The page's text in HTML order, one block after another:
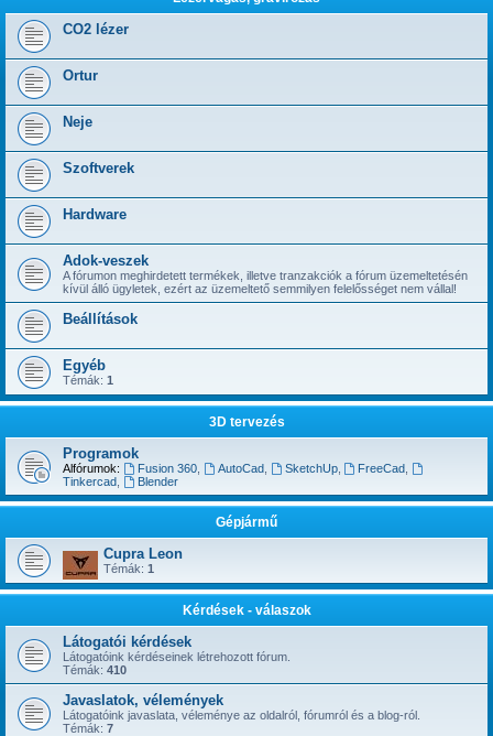
CO2 lézer
Ortur
Neje
Szoftverek
Hardware
Adok-veszek
A fórumon meghirdetett termékek, illetve tranzakciók a fórum üzemeltetésén
kívül álló ügyletek, ezért az üzemeltető semmilyen felelősséget nem vállal!
Beállítások
Egyéb
Témák: 1
3D tervezés
Programok
Alfórumok: Fusion 360, AutoCad, SketchUp, FreeCad
Tinkercad
Blender
Gépjármű
Cupra Leon
Témák: 1
Kérdések - válaszok
Látogatói kérdések
Látogatóink kérdéseinek létrehozott fórum.
Témák: 410
Javaslatok, vélemények
Látogatóink javaslata, véleménye az oldalról, fórumról és a blog-ról.
Témák: 7